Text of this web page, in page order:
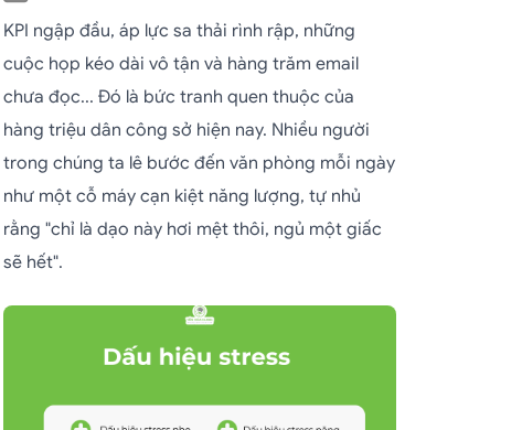
KPI ngập đầu, áp lực sa thải rình rập, những
cuộc họp kéo dài vô tận và hàng trăm email
chưa đọc... Đó là bức tranh quen thuộc của
hàng triệu dân công sở hiện nay. Nhiều người
trong chúng ta lê bước đến văn phòng mỗi ngày
như một cỗ máy cạn kiệt năng lượng, tự nhủ
rằng "chỉ là dạo này hơi mệt thôi, ngủ một giấc
sẽ hết".